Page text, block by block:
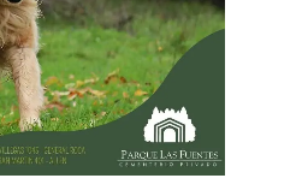
por disposición del fiscal de
Gabinete de Criminalística
correspondientes, entre
de las prendas utilizadas por